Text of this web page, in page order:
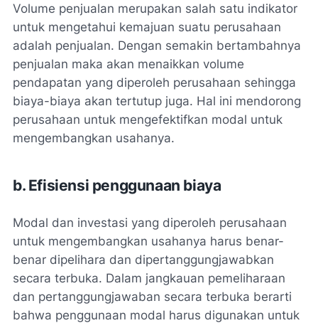
Volume penjualan merupakan salah satu indikator
untuk mengetahui kemajuan suatu perusahaan
adalah penjualan. Dengan semakin bertambahnya
penjualan maka akan menaikkan volume
pendapatan yang diperoleh perusahaan sehingga
biaya-biaya akan tertutup juga. Hal ini mendorong
perusahaan untuk mengefektifkan modal untuk
mengembangkan usahanya.
b. Efisiensi penggunaan biaya
Modal dan investasi yang diperoleh perusahaan
untuk mengembangkan usahanya harus benar-
benar dipelihara dan dipertanggungjawabkan
secara terbuka. Dalam jangkauan pemeliharaan
dan pertanggungjawaban secara terbuka berarti
bahwa penggunaan modal harus digunakan untuk